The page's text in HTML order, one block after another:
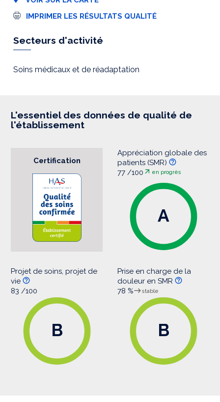
I
e
s
i
o
IMPRIMER LES RÉSULTATS QUALITÉ
Secteurs d'activité
Soins médicaux et de réadaptation
L'essentiel des données de qualité de
l'établissement
Certification
Appréciation globale des
patients (SMR)
77 /100
en progrès
A
Projet de soins, projet de
vie
83 /100
B
Prise en charge de la
douleur en SMR
78 %
stable
B